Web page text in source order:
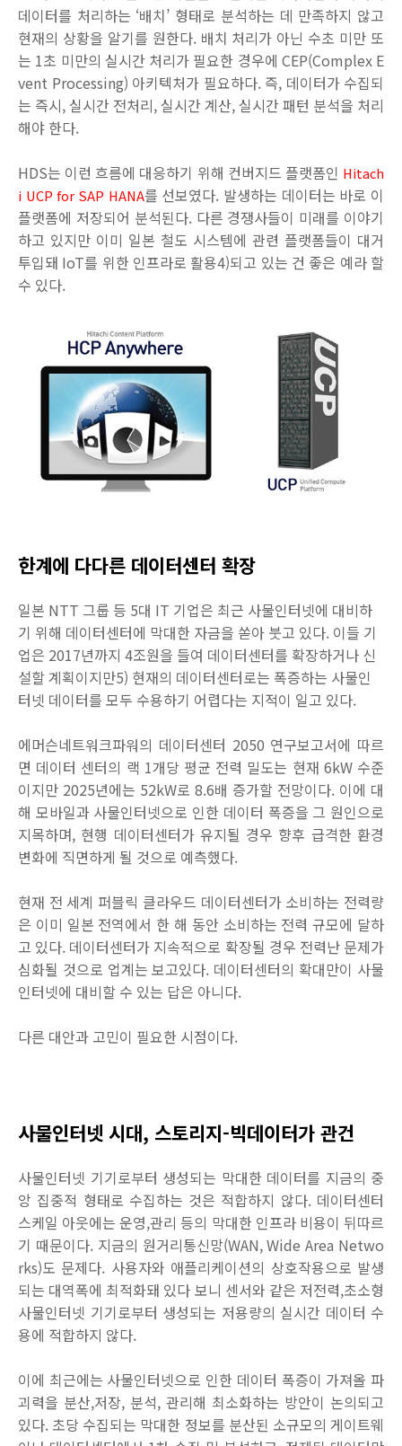
데이터를 처리하는 ‘배치’ 형태로 분석하는 데 만족하지 않고
현재의 상황을 알기를 원한다. 배치 처리가 아닌 수초 미만 또
는 1초 미만의 실시간 처리가 필요한 경우에 CEP(Complex E
vent Processing) 아키텍처가 필요하다. 즉, 데이터가 수집되
는 즉시, 실시간 전처리, 실시간 계산, 실시간 패턴 분석을 처리
해야 한다.
HDS는 이런 흐름에 대응하기 위해 컨버지드 플랫폼인 Hitach
i UCP for SAP HANA를 선보였다. 발생하는 데이터는 바로 이
플랫폼에 저장되어 분석된다. 다른 경쟁사들이 미래를 이야기
하고 있지만 이미 일본 철도 시스템에 관련 플랫폼들이 대거
투입돼 IoT를 위한 인프라로 활용4)되고 있는 건 좋은 예라 할
수 있다.
한계에 다다른 데이터센터 확장
일본 NTT 그룹 등 5대 IT 기업은 최근 사물인터넷에 대비하
기 위해 데이터센터에 막대한 자금을 쏟아 붓고 있다. 이들 기
업은 2017년까지 4조원을 들여 데이터센터를 확장하거나 신
설할 계획이지만5) 현재의 데이터센터로는 폭증하는 사물인
터넷 데이터를 모두 수용하기 어렵다는 지적이 일고 있다.
에머슨네트워크파워의 데이터센터 2050 연구보고서에 따르
면 데이터 센터의 랙 1개당 평균 전력 밀도는 현재 6kW 수준
이지만 2025년에는 52kW로 8.6배 증가할 전망이다. 이에 대
해 모바일과 사물인터넷으로 인한 데이터 폭증을 그 원인으로
지목하며, 현행 데이터센터가 유지될 경우 향후 급격한 환경
변화에 직면하게 될 것으로 예측했다.
현재 전 세계 퍼블릭 클라우드 데이터센터가 소비하는 전력량
은 이미 일본 전역에서 한 해 동안 소비하는 전력 규모에 달하
고 있다. 데이터센터가 지속적으로 확장될 경우 전력난 문제가
심화될 것으로 업계는 보고있다. 데이터센터의 확대만이 사물
인터넷에 대비할 수 있는 답은 아니다.
다른 대안과 고민이 필요한 시점이다.
사물인터넷 시대, 스토리지-빅데이터가 관건
사물인터넷 기기로부터 생성되는 막대한 데이터를 지금의 중
앙 집중적 형태로 수집하는 것은 적합하지 않다. 데이터센터
스케일 아웃에는 운영,관리 등의 막대한 인프라 비용이 뒤따르
기 때문이다. 지금의 원거리통신망(WAN, Wide Area Netwo
rks)도 문제다. 사용자와 애플리케이션의 상호작용으로 발생
되는 대역폭에 최적화돼 있다 보니 센서와 같은 저전력,초소형
사물인터넷 기기로부터 생성되는 저용량의 실시간 데이터 수
용에 적합하지 않다.
이에 최근에는 사물인터넷으로 인한 데이터 폭증이 가져올 파
괴력을 분산,저장, 분석, 관리해 최소화하는 방안이 논의되고
있다. 초당 수집되는 막대한 정보를 분산된 소규모의 게이트웨